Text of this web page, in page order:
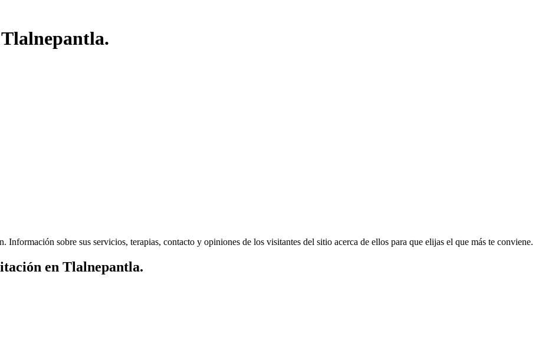
Información sobre sus servicios, terapias, contacto y opiniones de los visitantes del sitio acerca de ellos para que elijas el que más te conviene.
en Tlalnepantla.